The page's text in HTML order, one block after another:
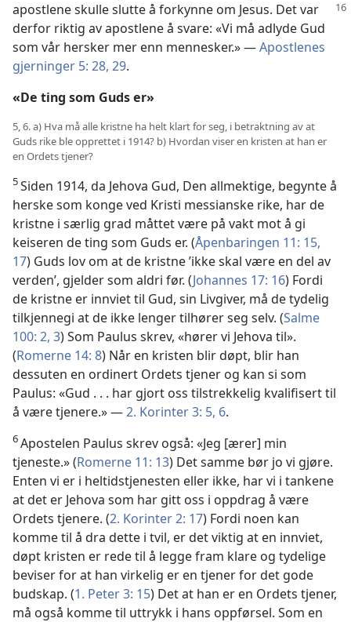
apostlene skulle slutte å forkynne om Jesus. Det var
derfor riktig av apostlene å svare: «Vi må adlyde Gud
som vår hersker mer enn mennesker.» —Apostlenes
gjerninger 5: 28, 29.
«De ting som Guds er»
5, 6. a) Hva må alle kristne ha helt klart for seg, i betraktning av at
Guds rike ble opprettet i 1914? b) Hvordan viser en kristen at han er
en Ordets tjener?
5Siden 1914, da Jehova Gud, Den allmektige, begynte å
herske som konge ved Kristi messianske rike, har de
kristne i særlig grad måttet være på vakt mot å gi
keiseren de ting som Guds er. (Åpenbaringen 11: 15,
17) Guds lov om at de kristne ’ikke skal være en del av
verden’, gjelder som aldri før. (Johannes 17: 16) Fordi
de kristne er innviet til Gud, sin Livgiver, må de tydelig
tilkjennegi at de ikke lenger tilhører seg selv. (Salme
100: 2, 3) Som Paulus skrev, «hører vi Jehova til».
(Romerne 14: 8) Når en kristen blir døpt, blir han
dessuten en ordinert Ordets tjener og kan si som
Paulus: «Gud . . . har gjort oss tilstrekkelig kvalifisert til
å være tjenere.» —2. Korinter 3: 5, 6.
6Apostelen Paulus skrev også: «Jeg [ærer] min
tjeneste.» (Romerne 11: 13) Det samme bør jo vi gjøre.
Enten vi er i heltidstjenesten eller ikke, har vi i tankene
at det er Jehova som har gitt oss i oppdrag å være
Ordets tjenere. (2. Korinter 2: 17) Fordi noen kan
komme til å dra dette i tvil, er det viktig at en innviet,
døpt kristen er rede til å legge fram klare og tydelige
beviser for at han virkelig er en tjener for det gode
budskap. (1. Peter 3: 15) Det at han er en Ordets tjener,
må også komme til uttrykk i hans oppførsel. Som en